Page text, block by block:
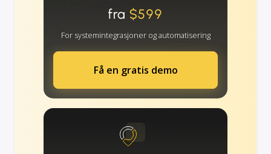
fra $599
For systemintegrasjoner og automatisering
Få en gratis demo